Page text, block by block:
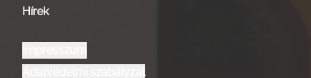
Hírek